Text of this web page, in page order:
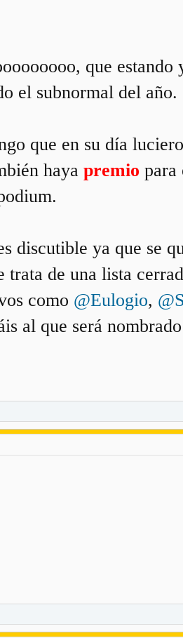
que
el subnormal del año.
que en su día
haya premio para
discutible ya que se
de una lista
como @Eulogio,
al que será